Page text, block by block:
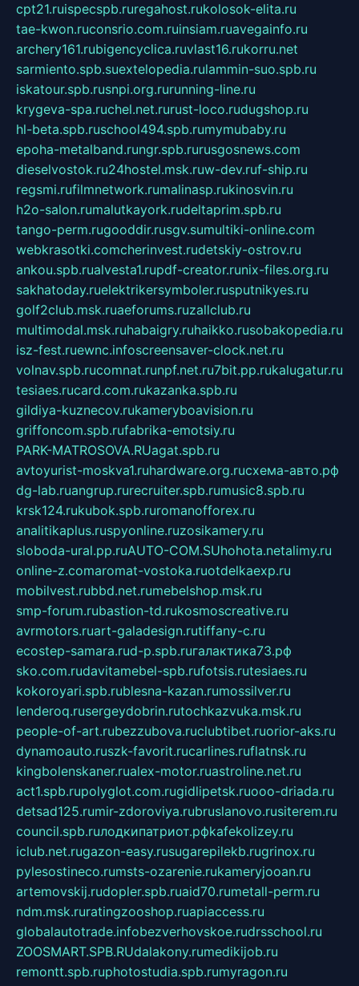
cpt21.ruispecspb.ruregahost.rukolosok-elita.ru
tae-kwon.ruconsrio.com.ruinsiam.ruavegainfo.ru
archery161.rubigencyclica.ruvlast16.rukorru.net
sarmiento.spb.suextelopedia.rulammin-suo.spb.ru
iskatour.spb.rusnpi.org.rurunning-line.ru
krygeva-spa.ruchel.net.rurust-loco.rudugshop.ru
hl-beta.spb.ruschool494.spb.rumymubaby.ru
epoha-metalband.rungr.spb.rurusgosnews.com
dieselvostok.ru24hostel.msk.ruw-dev.ruf-ship.ru
regsmi.rufilmnetwork.rumalinasp.rukinosvin.ru
h2o-salon.rumalutkayork.rudeltaprim.spb.ru
tango-perm.rugooddir.rusgv.sumultiki-online.com
webkrasotki.comcherinvest.rudetskiy-ostrov.ru
ankou.spb.rualvesta1.rupdf-creator.runix-files.org.ru
sakhatoday.ruelektrikersymboler.rusputnikyes.ru
golf2club.msk.ruaeforums.ruzallclub.ru
multimodal.msk.ruhabaigry.ruhaikko.rusobakopedia.ru
isz-fest.ruewnc.infoscreensaver-clock.net.ru
volnav.spb.rucomnat.runpf.net.ru7bit.pp.rukalugatur.ru
tesiaes.rucard.com.rukazanka.spb.ru
gildiya-kuznecov.rukameryboavision.ru
griffoncom.spb.rufabrika-emotsiy.ru
PARK-MATROSOVA.RUagat.spb.ru
avtoyurist-moskva1.ruhardware.org.ruсхема-авто.рф
dg-lab.ruangrup.rurecruiter.spb.rumusic8.spb.ru
krsk124.rukubok.spb.ruromanofforex.ru
analitikaplus.ruspyonline.ruzosikamery.ru
sloboda-ural.pp.ruAUTO-COM.SUhohota.netalimy.ru
online-z.comaromat-vostoka.ruotdelkaexp.ru
mobilvest.rubbd.net.rumebelshop.msk.ru
smp-forum.rubastion-td.rukosmoscreative.ru
avrmotors.ruart-galadesign.rutiffany-c.ru
ecostep-samara.rud-p.spb.ruгалактика73.рф
sko.com.rudavitamebel-spb.rufotsis.rutesiaes.ru
kokoroyari.spb.rublesna-kazan.rumossilver.ru
lenderoq.rusergeydobrin.rutochkazvuka.msk.ru
people-of-art.rubezzubova.ruclubtibet.ruorior-aks.ru
dynamoauto.ruszk-favorit.rucarlines.ruflatnsk.ru
kingbolenskaner.rualex-motor.ruastroline.net.ru
act1.spb.rupolyglot.com.rugidlipetsk.ruooo-driada.ru
detsad125.rumir-zdoroviya.rubruslanovo.rusiterem.ru
council.spb.ruлодкипатриот.рфkafekolizey.ru
iclub.net.rugazon-easy.rusugarepilekb.rugrinox.ru
pylesostineco.rumsts-ozarenie.rukameryjooan.ru
artemovskij.rudopler.spb.ruaid70.rumetall-perm.ru
ndm.msk.ruratingzooshop.ruapiaccess.ru
globalautotrade.infobezverhovskoe.rudrsschool.ru
ZOOSMART.SPB.RUdalakony.rumedikijob.ru
remontt.spb.ruphotostudia.spb.rumyragon.ru